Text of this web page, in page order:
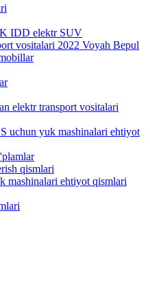
IDD elektr SUV
vositalari 2022 Voyah Bepul
elektr transport vositalari
yuk mashinalari ehtiyot
qismlari
mashinalari ehtiyot qismlari